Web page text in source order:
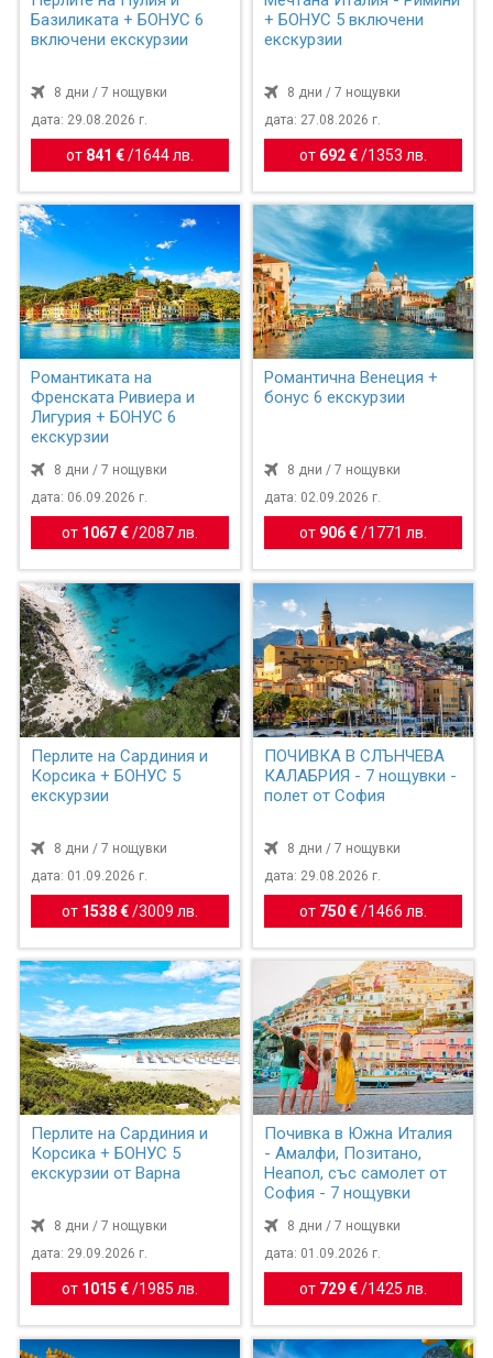
Базиликата + БОНУС 6
включени екскурзии
8 дни / 7 нощувки
дата: 29.08.2026 г.
от 841 € / 1644 лв.
+ БОНУС 5 включени
екскурзии
8 дни / 7 нощувки
дата: 27.08.2026 г.
от 692 €/ 1353 лв.
Романтиката на
Френската Ривиера и
Лигурия + БОНУС 6
екскурзии
8 дни / 7 нощувки
дата: 06.09.2026 г.
от 1067 € /2087 лв.
Романтична Венеция +
бонус 6 екскурзии
8 дни / 7 нощувки
дата: 02.09.2026 г.
от 906 €/ 1771 лв.
Перлите на Сардиния и
Корсика + БОНУС 5
екскурзии
8 дни / 7 нощувки
дата: 01.09.2026 г.
от 1538 € /3009 лв.
ПОЧИВКА В СЛЪНЧЕВА
КАЛАБРИЯ - 7 нощувки -
полет от София
8 дни / 7 нощувки
дата: 29.08.2026 г.
от 750 €/ 1466 лв.
Перлите на Сардиния и
Корсика + БОНУС 5
екскурзии от Варна
8 дни / 7 нощувки
дата: 29.09.2026 г.
от 1015 € / 1985 лв.
Почивка в Южна Италия
- Амалфи, Позитано,
Неапол, със самолет от
София - 7 нощувки
8 дни / 7 нощувки
дата: 01.09.2026 г.
от 729 €/ 1425 лв.